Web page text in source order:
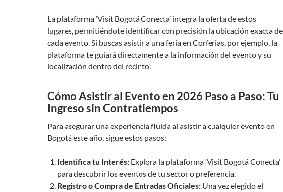
La plataforma ‘Visit Bogotá Conecta’ integra la oferta de estos
lugares, permitiéndote identificar con precisión la ubicación exacta de
cada evento. Si buscas asistir a una feria en Corferias, por ejemplo, la
plataforma te guiará directamente a la información del evento y su
localización dentro del recinto.
Cómo Asistir al Evento en 2026 Paso a Paso: Tu
Ingreso sin Contratiempos
Para asegurar una experiencia fluida al asistir a cualquier evento en
Bogotá este año, sigue estos pasos:
Identifica tu Interés: Explora la plataforma ‘Visit Bogotá Conecta’
para descubrir los eventos de tu sector o preferencia.
Registro o Compra de Entradas Oficiales: Una vez elegido el